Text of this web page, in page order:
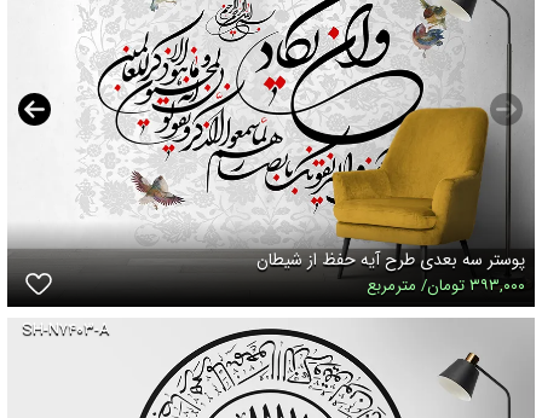
پوستر سه بعدی طرح آیه حفظ از شیطان
۳۹۳,۰۰۰ تومان/ مترمربع
SH-N۷۴۰۳-A